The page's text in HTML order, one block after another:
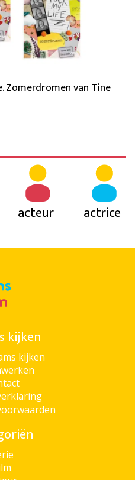
Zomerdromen van Tine
acteur actrice
kijken
kijken